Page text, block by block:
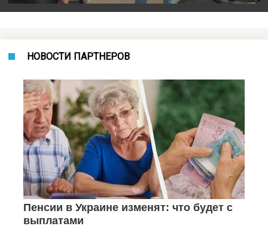
НОВОСТИ ПАРТНЕРОВ